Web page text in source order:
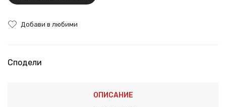
Добави в любими
Сподели
ОПИСАНИЕ